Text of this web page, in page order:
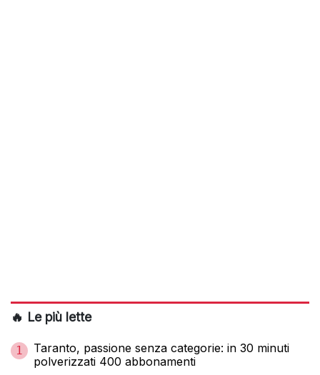
🔥 Le più lette
1
Taranto, passione senza categorie: in 30 minuti
polverizzati 400 abbonamenti